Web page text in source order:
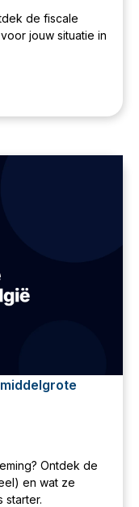
de fiscale
jouw situatie in
Ontdek de
en wat ze
starter.